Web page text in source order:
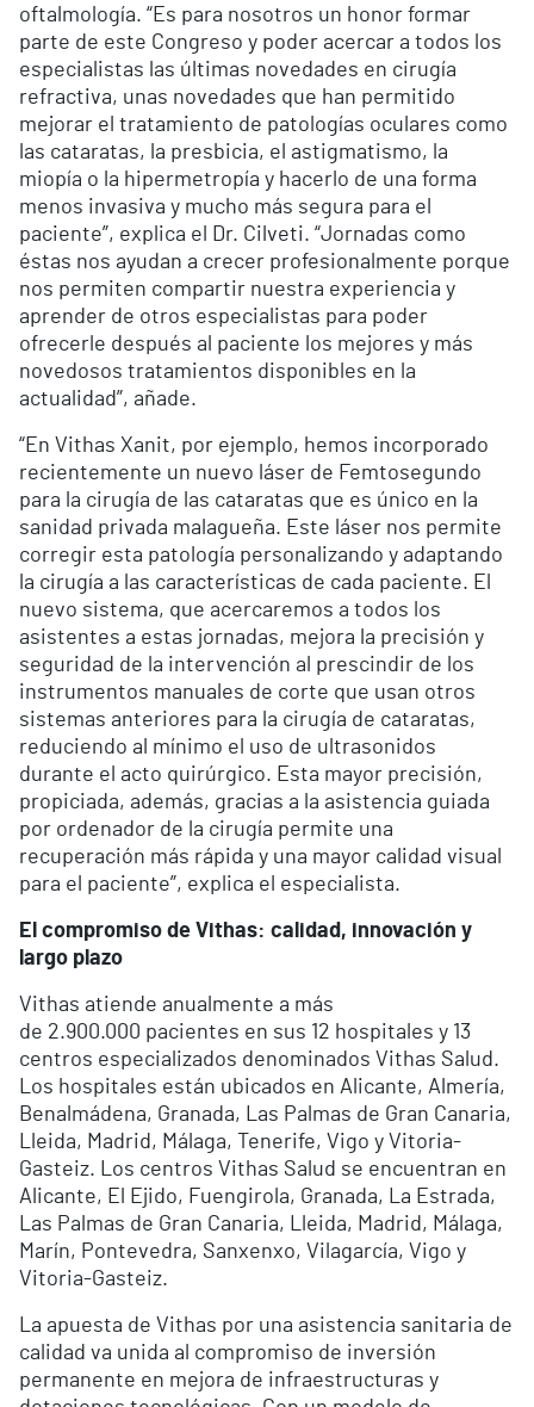
oftalmología. “Es para nosotros un honor formar
parte de este Congreso y poder acercar a todos los
especialistas las últimas novedades en cirugía
refractiva, unas novedades que han permitido
mejorar el tratamiento de patologías oculares como
las cataratas, la presbicia, el astigmatismo, la
miopía o la hipermetropía y hacerlo de una forma
menos invasiva y mucho más segura para el
paciente”, explica el Dr. Cilveti. “Jornadas como
éstas nos ayudan a crecer profesionalmente porque
nos permiten compartir nuestra experiencia y
aprender de otros especialistas para poder
ofrecerle después al paciente los mejores y más
novedosos tratamientos disponibles en la
actualidad”, añade.
“En Vithas Xanit, por ejemplo, hemos incorporado
recientemente un nuevo láser de Femtosegundo
para la cirugía de las cataratas que es único en la
sanidad privada malagueña. Este láser nos permite
corregir esta patología personalizando y adaptando
la cirugía a las características de cada paciente. El
nuevo sistema, que acercaremos a todos los
asistentes a estas jornadas, mejora la precisión y
seguridad de la intervención al prescindir de los
instrumentos manuales de corte que usan otros
sistemas anteriores para la cirugía de cataratas,
reduciendo al mínimo el uso de ultrasonidos
durante el acto quirúrgico. Esta mayor precisión,
propiciada, además, gracias a la asistencia guiada
por ordenador de la cirugía permite una
recuperación más rápida y una mayor calidad visual
para el paciente”, explica el especialista.
El compromiso de Vithas: calidad, innovación y
largo plazo
Vithas atiende anualmente a más
de 2.900.000 pacientes en sus 12 hospitales y 13
centros especializados denominados Vithas Salud.
Los hospitales están ubicados en Alicante, Almería,
Benalmádena, Granada, Las Palmas de Gran Canaria,
Lleida, Madrid, Málaga, Tenerife, Vigo y Vitoria-
Gasteiz. Los centros Vithas Salud se encuentran en
Alicante, El Ejido, Fuengirola, Granada, La Estrada,
Las Palmas de Gran Canaria, Lleida, Madrid, Málaga,
Marín, Pontevedra, Sanxenxo, Vilagarcía, Vigo y
Vitoria-Gasteiz.
La apuesta de Vithas por una asistencia sanitaria de
calidad va unida al compromiso de inversión
permanente en mejora de infraestructuras y